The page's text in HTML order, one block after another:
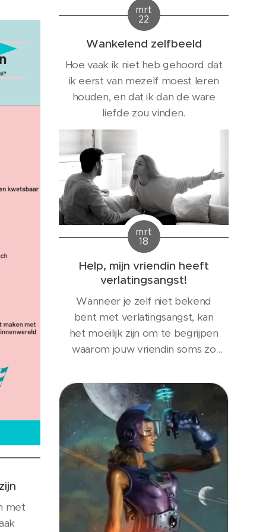
met
mrt
22
Wankelend zelfbeeld
Hoe vaak ik niet heb gehoord dat
ik eerst van mezelf moest leren
houden, en dat ik dan de ware
liefde zou vinden.
mrt
18
Help, mijn vriendin heeft
verlatingsangst!
Wanneer je zelf niet bekend
bent met verlatingsangst, kan
het moeilijk zijn om te begrijpen
waarom jouw vriendin soms zo
gewoon een biertje drinken met
vrienden, wat is het probleem?
Dat is geen probleem. Het is niet
de bedoeling dat jij jouw leven
aanpast omdat jouw geliefde
bang is en moeite heeft met...